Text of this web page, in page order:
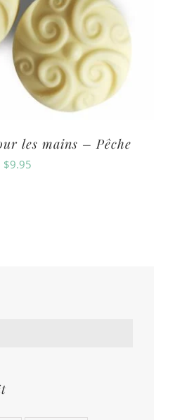
les mains – Pêche
$9.95